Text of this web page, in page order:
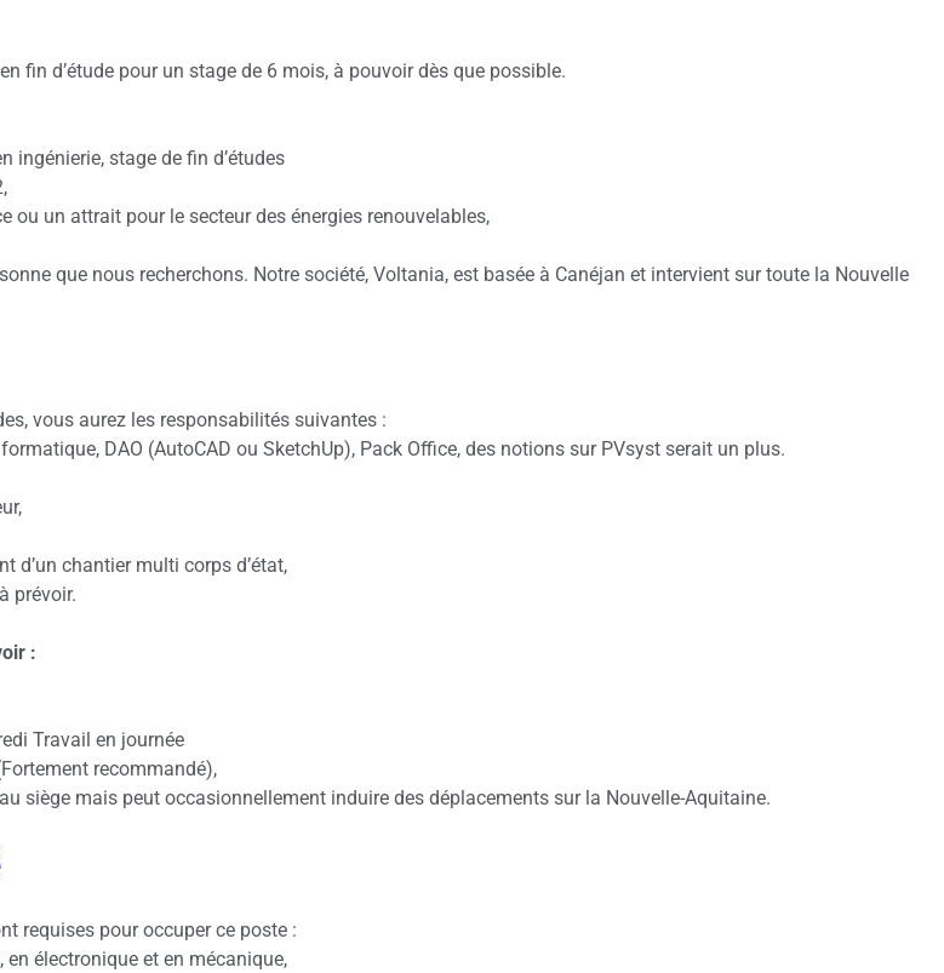
fin d’étude pour un stage de 6 mois, à pouvoir dès que possible.
ingénierie, stage de fin d’études
ou un attrait pour le secteur des énergies renouvelables,
que nous recherchons. Notre société, Voltania, est basée à Canéjan et intervient sur toute la Nouvelle
vous aurez les responsabilités suivantes :
DAO (AutoCAD ou SketchUp), Pack Office, des notions sur PVsyst serait un plus.
d’un chantier multi corps d’état,
prévoir.
:
Travail en journée
recommandé),
siège mais peut occasionnellement induire des déplacements sur la Nouvelle-Aquitaine.
requises pour occuper ce poste :
électronique et en mécanique,